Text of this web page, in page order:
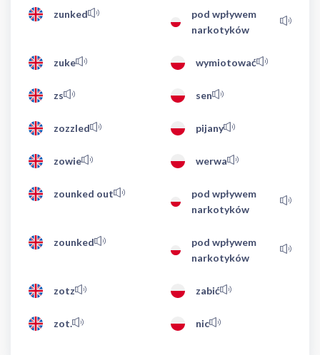
zunked
pod wpływem
narkotyków
zuke wymiotować
zs sen
zozzled pijany
zowie werwa
zounked out
pod wpływem
narkotyków
zounked
pod wpływem
narkotyków
zotz zabić
zot. nic